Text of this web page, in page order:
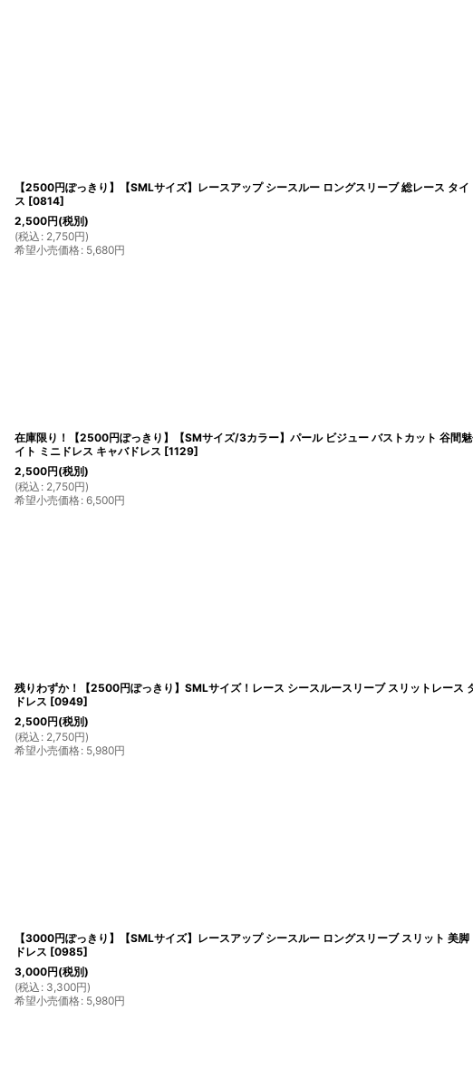
【2500円ぽっきり】【SMLサイズ】レースアップ シースルー ロングスリーブ 総レース タ
ス [0814]
2,500円(税別)
(税込 : 2,750円)
希望小売価格: 5,680円
在庫限り！【2500円ぽっきり】【SMサイズ/3カラー】パール ビジュー バストカット 谷間
イト ミニドレス キャバドレス [1129]
2,500円(税別)
(税込 : 2,750円)
希望小売価格: 6,500円
残りわずか！【2500円ぽっきり】SMLサイズ！レース シースルースリーブ スリットレース
ドレス [0949]
2,500円(税別)
(税込 : 2,750円)
希望小売価格: 5,980円
【3000円ぽっきり】【SMLサイズ】レースアップ シースルー ロングスリーブ スリット 美
ドレス [0985]
3,000円(税別)
(税込 : 3,300円)
希望小売価格: 5,980円